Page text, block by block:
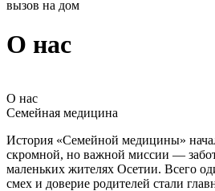
вызов на дом
О нас
О нас
Семейная медицина
История «Семейной медицины»
скромной, но важной миссии —
маленьких жителях Осетии. Всего
смех и доверие родителей стали